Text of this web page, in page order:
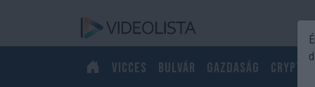
Vicces Bulvár Gazdaság Crypto